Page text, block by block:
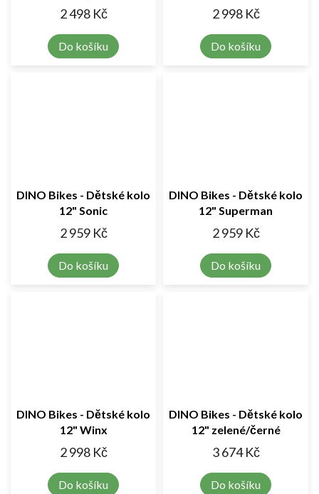
2 498 Kč
Do košíku
2 998 Kč
Do košíku
DINO Bikes - Dětské kolo
12" Sonic
2 959 Kč
Do košíku
DINO Bikes - Dětské kolo
12" Superman
2 959 Kč
Do košíku
DINO Bikes - Dětské kolo
12" Winx
2 998 Kč
Do košíku
DINO Bikes - Dětské kolo
12" zelené/černé
3 674 Kč
Do košíku